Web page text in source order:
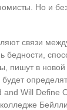
Но и
связи
бедности,
пишут в
Will Define